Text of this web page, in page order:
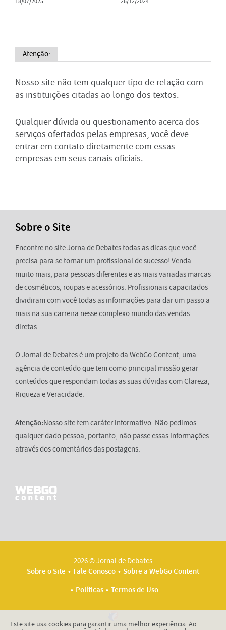
Atenção:
Nosso site não tem qualquer tipo de relação com
as instituições citadas ao longo dos textos.
Qualquer dúvida ou questionamento acerca dos
serviços ofertados pelas empresas, você deve
entrar em contato diretamente com essas
empresas em seus canais oficiais.
Sobre o Site
Encontre no site Jorna de Debates todas as dicas que você
precisa para se tornar um profissional de sucesso! Venda
muito mais, para pessoas diferentes e as mais variadas marcas
de cosméticos, roupas e acessórios. Profissionais capacitados
dividiram com você todas as informações para dar um passo a
mais na sua carreira nesse complexo mundo das vendas
diretas.
O Jornal de Debates é um projeto da WebGo Content, uma
agência de conteúdo que tem como principal missão gerar
conteúdos que respondam todas as suas dúvidas com Clareza,
Riqueza e Veracidade.
Atenção:Nosso site tem caráter informativo. Não pedimos
qualquer dado pessoa, portanto, não passe essas informações
através dos comentários das postagens.
2026 © Jornal de Debates
Sobre o Site
Fale Conosco
Sobre a WebGo Content
Políticas
Termos de Uso
Este site usa cookies para garantir uma melhor experiência. Ao